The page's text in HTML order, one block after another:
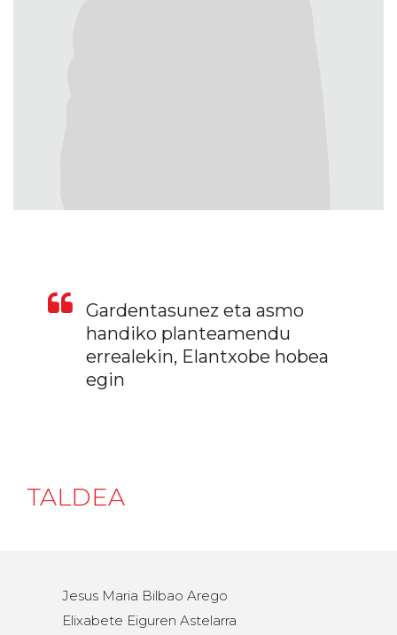
Gardentasunez eta asmo
handiko planteamendu
errealekin, Elantxobe hobea
egin
TALDEA
Jesus Maria Bilbao Arego
Elixabete Eiguren Astelarra